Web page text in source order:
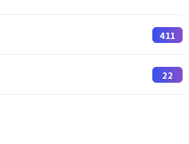
411
22